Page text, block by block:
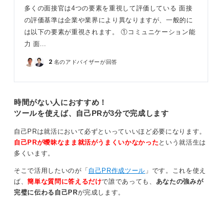
分なりの形で語れるようにしておくと安心でしょう。
0
多くの面接官は4つの要素を重視して評価している 面接
の評価基準は企業や業界により異なりますが、一般的に
は以下の要素が重視されます。 ①コミュニケーション能
力 面…
2 名のアドバイザーが回答
時間がない人におすすめ！
ツールを使えば、自己PRが3分で完成します
自己PRは就活において必ずといっていいほど必要になります。
自己PRが曖昧なまま就活がうまくいかなかった という就活生は
多くいます。
そこで活用したいのが「 自己PR作成ツール 」です。これを使え
ば、簡単な質問に答えるだけで誰であっても、 あなたの強みが
完璧に伝わる自己PRが完成します。